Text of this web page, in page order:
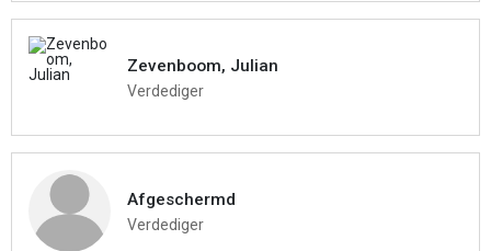
Zevenboom, Julian
Verdediger
Afgeschermd
Verdediger